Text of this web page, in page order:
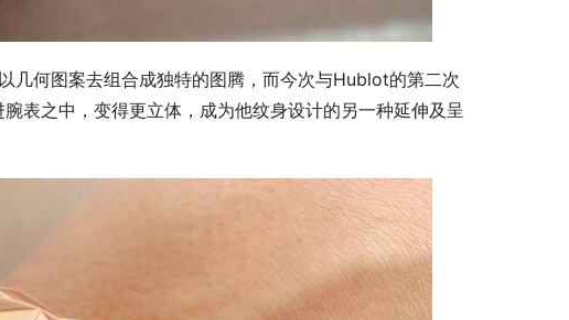
几何图案去组合成独特的图腾，而今次与Hublot的第二次
表之中，变得更立体，成为他纹身设计的另一种延伸及呈